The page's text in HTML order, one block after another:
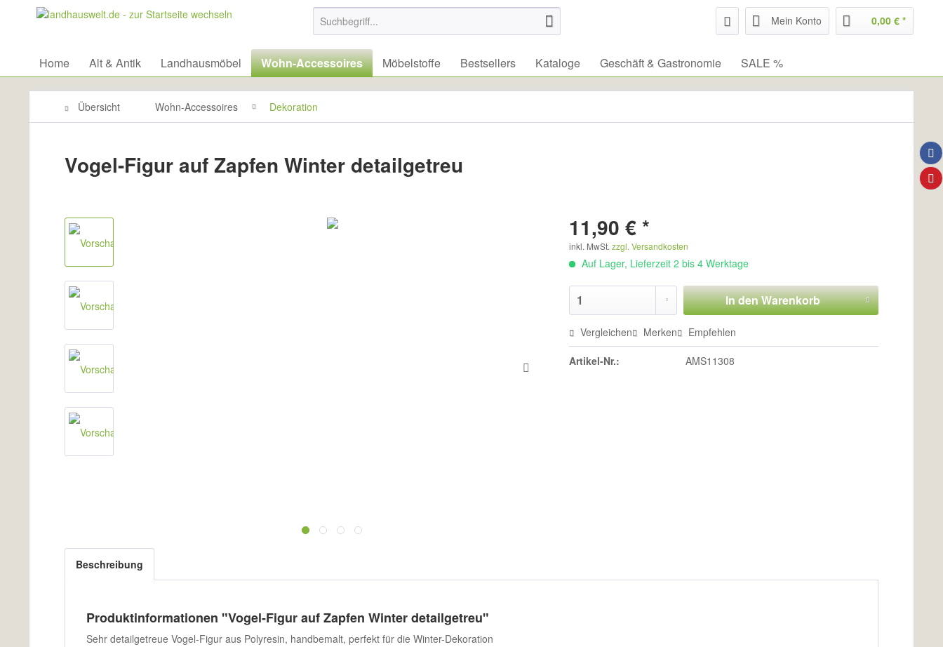
Mein Konto 0,00 € *
Home Alt & Antik Landhausmöbel Wohn-Accessoires Möbelstoffe Bestsellers Kataloge Geschäft & Gastronomie SALE %
Übersicht Wohn-Accessoires Dekoration
Vogel-Figur auf Zapfen Winter detailgetreu
11,90 € *
inkl. MwSt.zzgl. Versandkosten
Auf Lager, Lieferzeit 2 bis 4 Werktage
In denWarenkorb
Vergleichen Merken Empfehlen
Artikel-Nr.: AMS11308
Beschreibung
Produktinformationen "Vogel-Figur auf Zapfen Winter detailgetreu"
Sehr detailgetreue Vogel-Figur aus Polyresin, handbemalt, perfekt für die Winter-Dekoration